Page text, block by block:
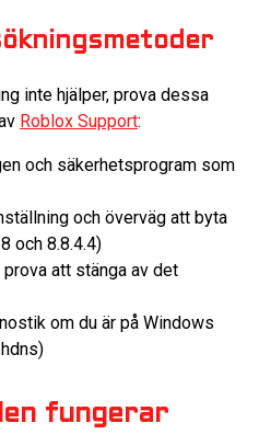
inte hjälper, prova dessa
Roblox Support:
och säkerhetsprogram som
och överväg att byta
och 8.8.4.4)
prova att stänga av det
om du är på Windows
fungerar